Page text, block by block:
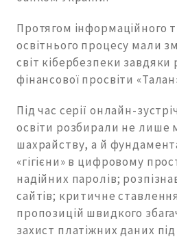
Протягом інформаційного
освітнього процесу мали
світ кібербезпеки
фінансової просвіти
Під час серії онлайн-
освіти розбирали не лише
шахрайству, а й
«гігієни» в цифровому
надійних паролів;
сайтів; критичне
пропозицій швидкого
захист платіжних даних